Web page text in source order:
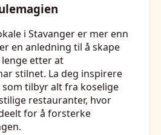
i Stavanger er mer enn
en anledning til å skape
etter at
stilnet. La deg inspirere
tilbyr alt fra koselige
restauranter, hvor
for å forsterke